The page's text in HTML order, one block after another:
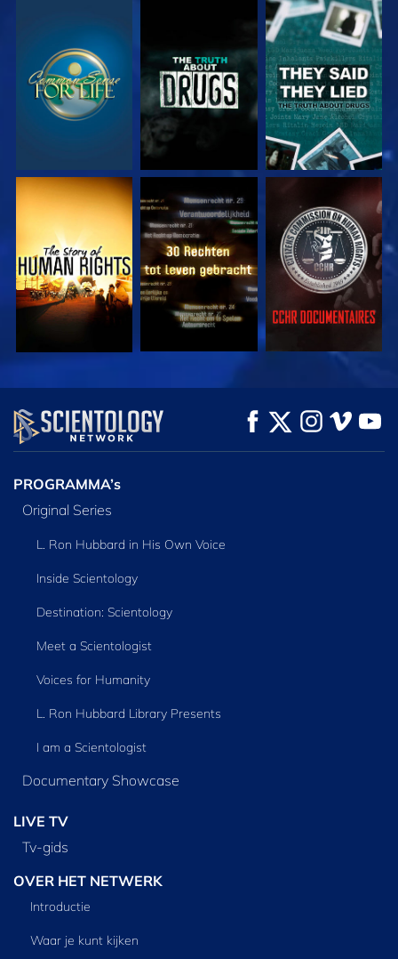
KIJK KIJK KIJK
KIJK KIJK KIJK
KIJK VERKEN DE SERIE
PROGRAMMA’s
Original Series
L. Ron Hubbard in His Own Voice
Inside Scientology
Destination: Scientology
Meet a Scientologist
Voices for Humanity
L. Ron Hubbard Library Presents
I am a Scientologist
Documentary Showcase
LIVE TV
Tv‑gids
OVER HET NETWERK
Introductie
Waar je kunt kijken